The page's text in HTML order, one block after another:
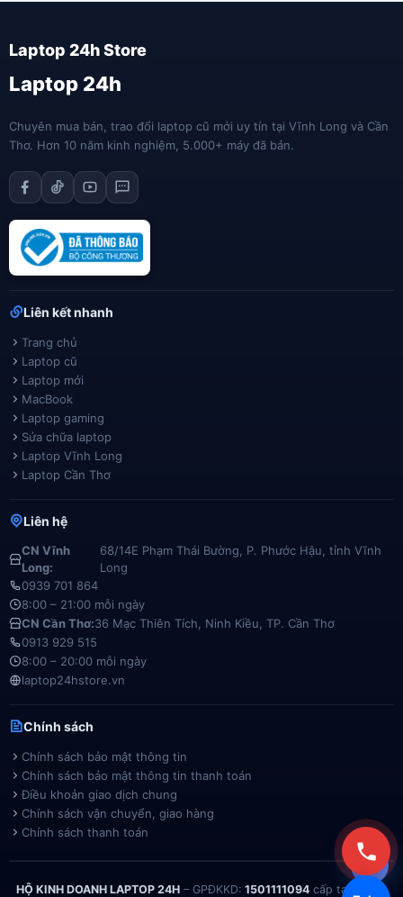
Laptop 24h
Chuyên mua bán, trao đổi laptop cũ mới uy tín tại Vĩnh Long và Cần
Thơ. Hơn 10 năm kinh nghiệm, 5.000+ máy đã bán.
Liên kết nhanh
Trang chủ
Laptop cũ
Laptop mới
MacBook
Laptop gaming
Sửa chữa laptop
Laptop Vĩnh Long
Laptop Cần Thơ
Liên hệ
CN Vĩnh
Long:
68/14E Phạm Thái Bường, P. Phước Hậu, tỉnh Vĩnh
Long
0939 701 864
8:00 – 21:00 mỗi ngày
CN Cần Thơ:36 Mạc Thiên Tích, Ninh Kiều, TP. Cần Thơ
0913 929 515
8:00 – 20:00 mỗi ngày
laptop24hstore.vn
Chính sách
Chính sách bảo mật thông tin
Chính sách bảo mật thông tin thanh toán
Điều khoản giao dịch chung
Chính sách vận chuyển, giao hàng
Chính sách thanh toán
HỘ KINH DOANH LAPTOP 24H – GPĐKKD: 1501111094 cấp tại Phòng